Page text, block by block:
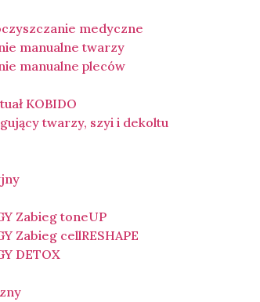
medyczne
manualne twarzy
manualne pleców
KOBIDO
twarzy, szyi i dekoltu
Zabieg toneUP
Zabieg cellRESHAPE
DETOX